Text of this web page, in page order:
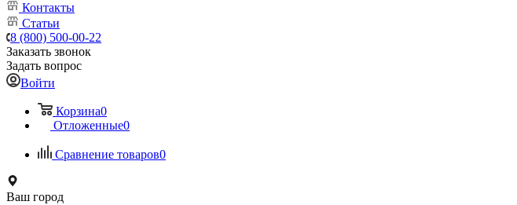
Контакты
Статьи
8 (800) 500-00-22
Заказать звонок
Задать вопрос
Войти
Корзина0
Отложенные0
Сравнение товаров0
Ваш город